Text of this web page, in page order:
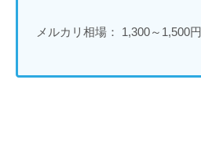
メルカリ相場： 1,300～1,500円